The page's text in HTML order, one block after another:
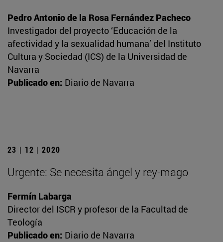
Pedro Antonio de la Rosa Fernández Pacheco
Investigador del proyecto ‘Educación de la
afectividad y la sexualidad humana’ del Instituto
Cultura y Sociedad (ICS) de la Universidad de
Navarra
Publicado en: Diario de Navarra
23 | 12 | 2020
Urgente: Se necesita ángel y rey-mago
Fermín Labarga
Director del ISCR y profesor de la Facultad de
Teología
Publicado en: Diario de Navarra